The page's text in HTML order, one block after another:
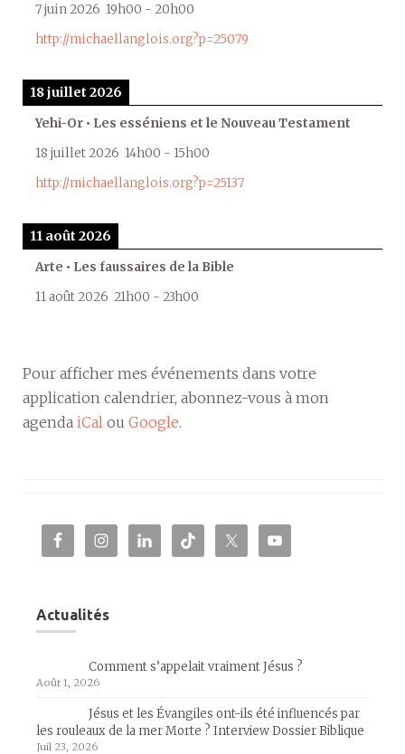
7 juin 2026 19h00 - 20h00
http://michaellanglois.org?p=25079
18 juillet 2026
Yehi-Or • Les esséniens et le Nouveau Testament
18 juillet 2026 14h00 - 15h00
http://michaellanglois.org?p=25137
11 août 2026
Arte • Les faussaires de la Bible
11 août 2026 21h00 - 23h00
Pour afficher mes événements dans votre
application calendrier, abonnez-vous à mon
agenda iCal ou Google.
Actualités
Comment s’appelait vraiment Jésus ?
Août 1, 2026
Jésus et les Évangiles ont-ils été influencés par
les rouleaux de la mer Morte ? Interview Dossier Biblique
Juil 23, 2026